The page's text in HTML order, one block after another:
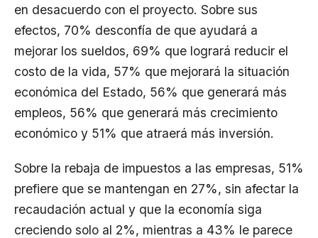
en desacuerdo con el proyecto. Sobre sus
efectos, 70% desconfía de que ayudará a
mejorar los sueldos, 69% que logrará reducir el
costo de la vida, 57% que mejorará la situación
económica del Estado, 56% que generará más
empleos, 56% que generará más crecimiento
económico y 51% que atraerá más inversión.
Sobre la rebaja de impuestos a las empresas, 51%
prefiere que se mantengan en 27%, sin afectar la
recaudación actual y que la economía siga
creciendo solo al 2%, mientras a 43% le parece